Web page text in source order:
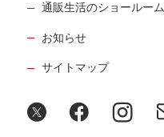
通販生活のショールーム
お知らせ
サイトマップ